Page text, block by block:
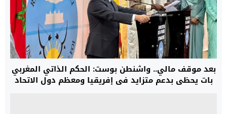
بعد موقف مالي.. واشنطن بوست: الحكم الذاتي المغربي
بات يحظى بدعم متزايد في إفريقيا ومعظم دول الاتحاد